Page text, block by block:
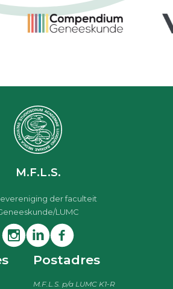
M.F.L.S.
der faculteit
LUMC
Postadres
M.F.L.S. p/a LUMC K1-R